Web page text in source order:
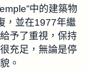
中的建築物
，並在1977年繼
予了重視，保持
充足，無論是停
。